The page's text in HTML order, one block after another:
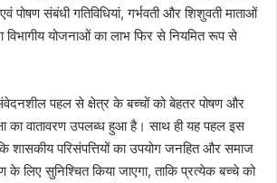
एवं पोषण संबंधी गतिविधियां, गर्भवती और शिशुवती माताओं
विभागीय योजनाओं का लाभ फिर से नियमित रूप से
पहल से क्षेत्र के बच्चों को बेहतर पोषण और
का वातावरण उपलब्ध हुआ है। साथ ही यह पहल इस
शासकीय परिसंपत्तियों का उपयोग जनहित और समाज
के लिए सुनिश्चित किया जाएगा, ताकि प्रत्येक बच्चे को